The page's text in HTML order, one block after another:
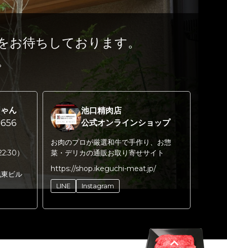
お待ちしております。
ん
）
ビル
池口精肉店
公式オンラインショップ
お肉のプロが厳選和牛で手作り、お惣
菜・デリカの通販お取り寄せサイト
https://shop.ikeguchi-meat.jp/
LINE Instagram